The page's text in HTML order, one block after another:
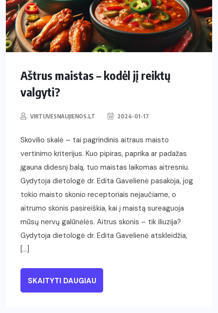
Aštrus maistas – kodėl jį reiktų
valgyti?
VIRTUVESNAUJIENOS.LT 2024-01-17
Skovilio skalė – tai pagrindinis aitraus maisto
vertinimo kriterijus. Kuo pipiras, paprika ar padažas
įgauna didesnį balą, tuo maistas laikomas aitresniu.
Gydytoja dietologė dr. Edita Gavelienė pasakoja, jog
tokio maisto skonio receptoriais nejaučiame, o
aitrumo skonis pasireiškia, kai į maistą sureaguoja
mūsų nervų galūnėlės. Aitrus skonis – tik iliuzija?
Gydytoja dietologė dr. Edita Gavelienė atskleidžia,
[…]
SKAITYTI DAUGIAU